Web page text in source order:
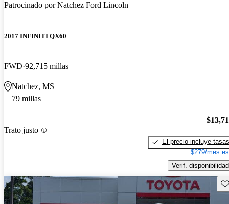
Patrocinado porNatchez Ford Lincoln
2017 INFINITI QX60
FWD 92,715 millas
Natchez, MS
79 millas
Trato justo
El precio incluye tasas
$279/mes
Verif. disponibilidad